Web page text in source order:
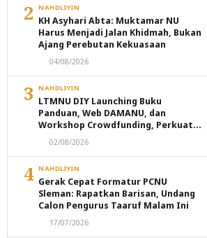
2 NAHDLIYIN
KH Asyhari Abta: Muktamar NU
Harus Menjadi Jalan Khidmah, Bukan
Ajang Perebutan Kekuasaan
04/08/2026
3 NAHDLIYIN
LTMNU DIY Launching Buku
Panduan, Web DAMANU, dan
Workshop Crowdfunding, Perkuat
Transformasi Digital Masjid NU
02/08/2026
4 NAHDLIYIN
Gerak Cepat Formatur PCNU
Sleman: Rapatkan Barisan, Undang
Calon Pengurus Taaruf Malam Ini
17/07/2026